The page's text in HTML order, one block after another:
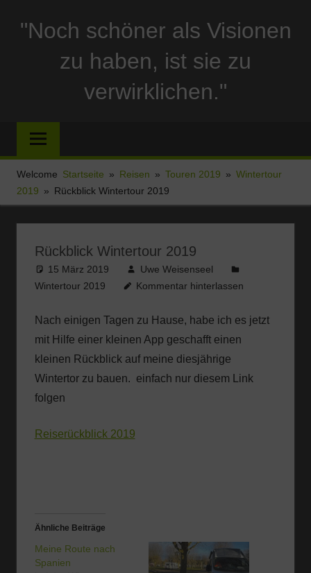
Inhalt"Noch schöner als Visionen
zu haben, ist sie zu
verwirklichen."
und
Stellplatzberichte
und
alles
Sonstige
rund
Ferien
Welcome Startseite Reisen Touren 2019
Wintertour
2019
Rückblick Wintertour 2019
Rückblick Wintertour 2019
15 März 2019
Uwe Weisenseel
Wintertour 2019
Kommentar hinterlassen
Nach einigen Tagen zu Hause, habe ich es jetzt
mit Hilfe einer kleinen App geschafft einen
kleinen Rückblick auf meine diesjährige
Wintertor zu bauen. einfach nur diesem Link
folgen
Reiserückblick 2019
Ähnliche Beiträge
Meine Route nach
Spanien